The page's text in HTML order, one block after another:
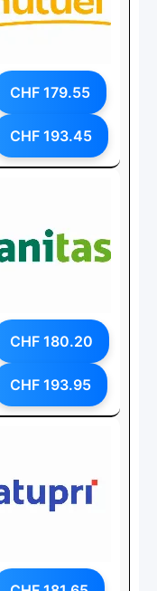
CHF 179.55
CHF 193.45
CHF 180.20
CHF 193.95